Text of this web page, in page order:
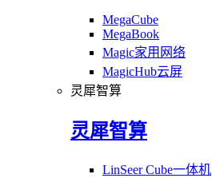
MegaCube
MegaBook
Magic家用网络
MagicHub云屏
灵犀智算
灵犀智算
LinSeer Cube一体机